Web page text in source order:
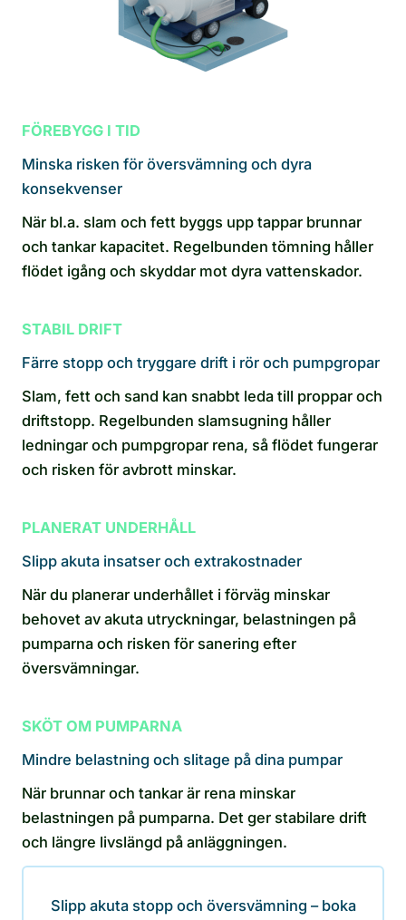
FÖREBYGG I TID
Minska risken för översvämning och dyra
konsekvenser
När bl.a. slam och fett byggs upp tappar brunnar
och tankar kapacitet. Regelbunden tömning håller
flödet igång och skyddar mot dyra vattenskador.
STABIL DRIFT
Färre stopp och tryggare drift i rör och pumpgropar
Slam, fett och sand kan snabbt leda till proppar och
driftstopp. Regelbunden slamsugning håller
ledningar och pumpgropar rena, så flödet fungerar
och risken för avbrott minskar.
PLANERAT UNDERHÅLL
Slipp akuta insatser och extrakostnader
När du planerar underhållet i förväg minskar
behovet av akuta utryckningar, belastningen på
pumparna och risken för sanering efter
översvämningar.
SKÖT OM PUMPARNA
Mindre belastning och slitage på dina pumpar
När brunnar och tankar är rena minskar
belastningen på pumparna. Det ger stabilare drift
och längre livslängd på anläggningen.
Slipp akuta stopp och översvämning – boka